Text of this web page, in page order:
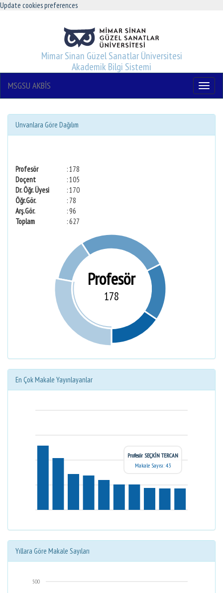
Update cookies preferences
Mimar Sinan Güzel Sanatlar Üniversitesi
Akademik Bilgi Sistemi
Menu
MSGSU AKBİS
Unvanlara Göre Dağılım
Profesör
: 178
Doçent
: 105
Dr. Öğr. Üyesi
: 170
Öğr.Gör.
: 78
Arş.Gör.
: 96
Toplam
: 627
Profesör
178
En Çok Makale Yayınlayanlar
Profesör SEÇKİN TERCAN
Makale Sayısı: 43
Yıllara Göre Makale Sayıları
500